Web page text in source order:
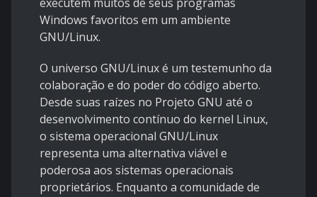
Windows favoritos em um ambiente
GNU/Linux.
O universo GNU/Linux é um testemunho da
colaboração e do poder do código aberto.
Desde suas raízes no Projeto GNU até o
desenvolvimento contínuo do kernel Linux,
o sistema operacional GNU/Linux
representa uma alternativa viável e
poderosa aos sistemas operacionais
proprietários. Enquanto a comunidade de